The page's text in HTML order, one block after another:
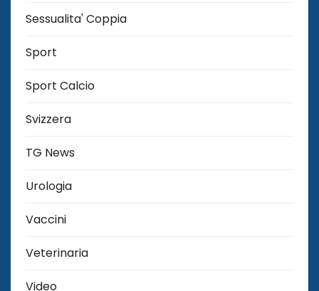
Sessualita' Coppia
Sport
Sport Calcio
Svizzera
TG News
Urologia
Vaccini
Veterinaria
Video